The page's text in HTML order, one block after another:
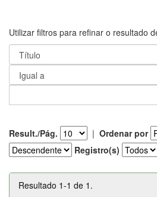
Utilizar filtros para refinar o resultado
Result./Pág. | Ordenar por
Registro(s)
Resultado 1-1 de 1.